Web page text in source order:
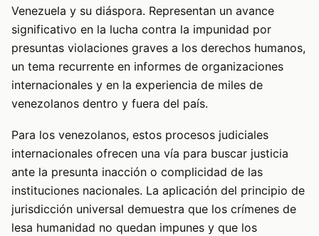
Venezuela y su diáspora. Representan un avance
significativo en la lucha contra la impunidad por
presuntas violaciones graves a los derechos humanos,
un tema recurrente en informes de organizaciones
internacionales y en la experiencia de miles de
venezolanos dentro y fuera del país.
Para los venezolanos, estos procesos judiciales
internacionales ofrecen una vía para buscar justicia
ante la presunta inacción o complicidad de las
instituciones nacionales. La aplicación del principio de
jurisdicción universal demuestra que los crímenes de
lesa humanidad no quedan impunes y que los